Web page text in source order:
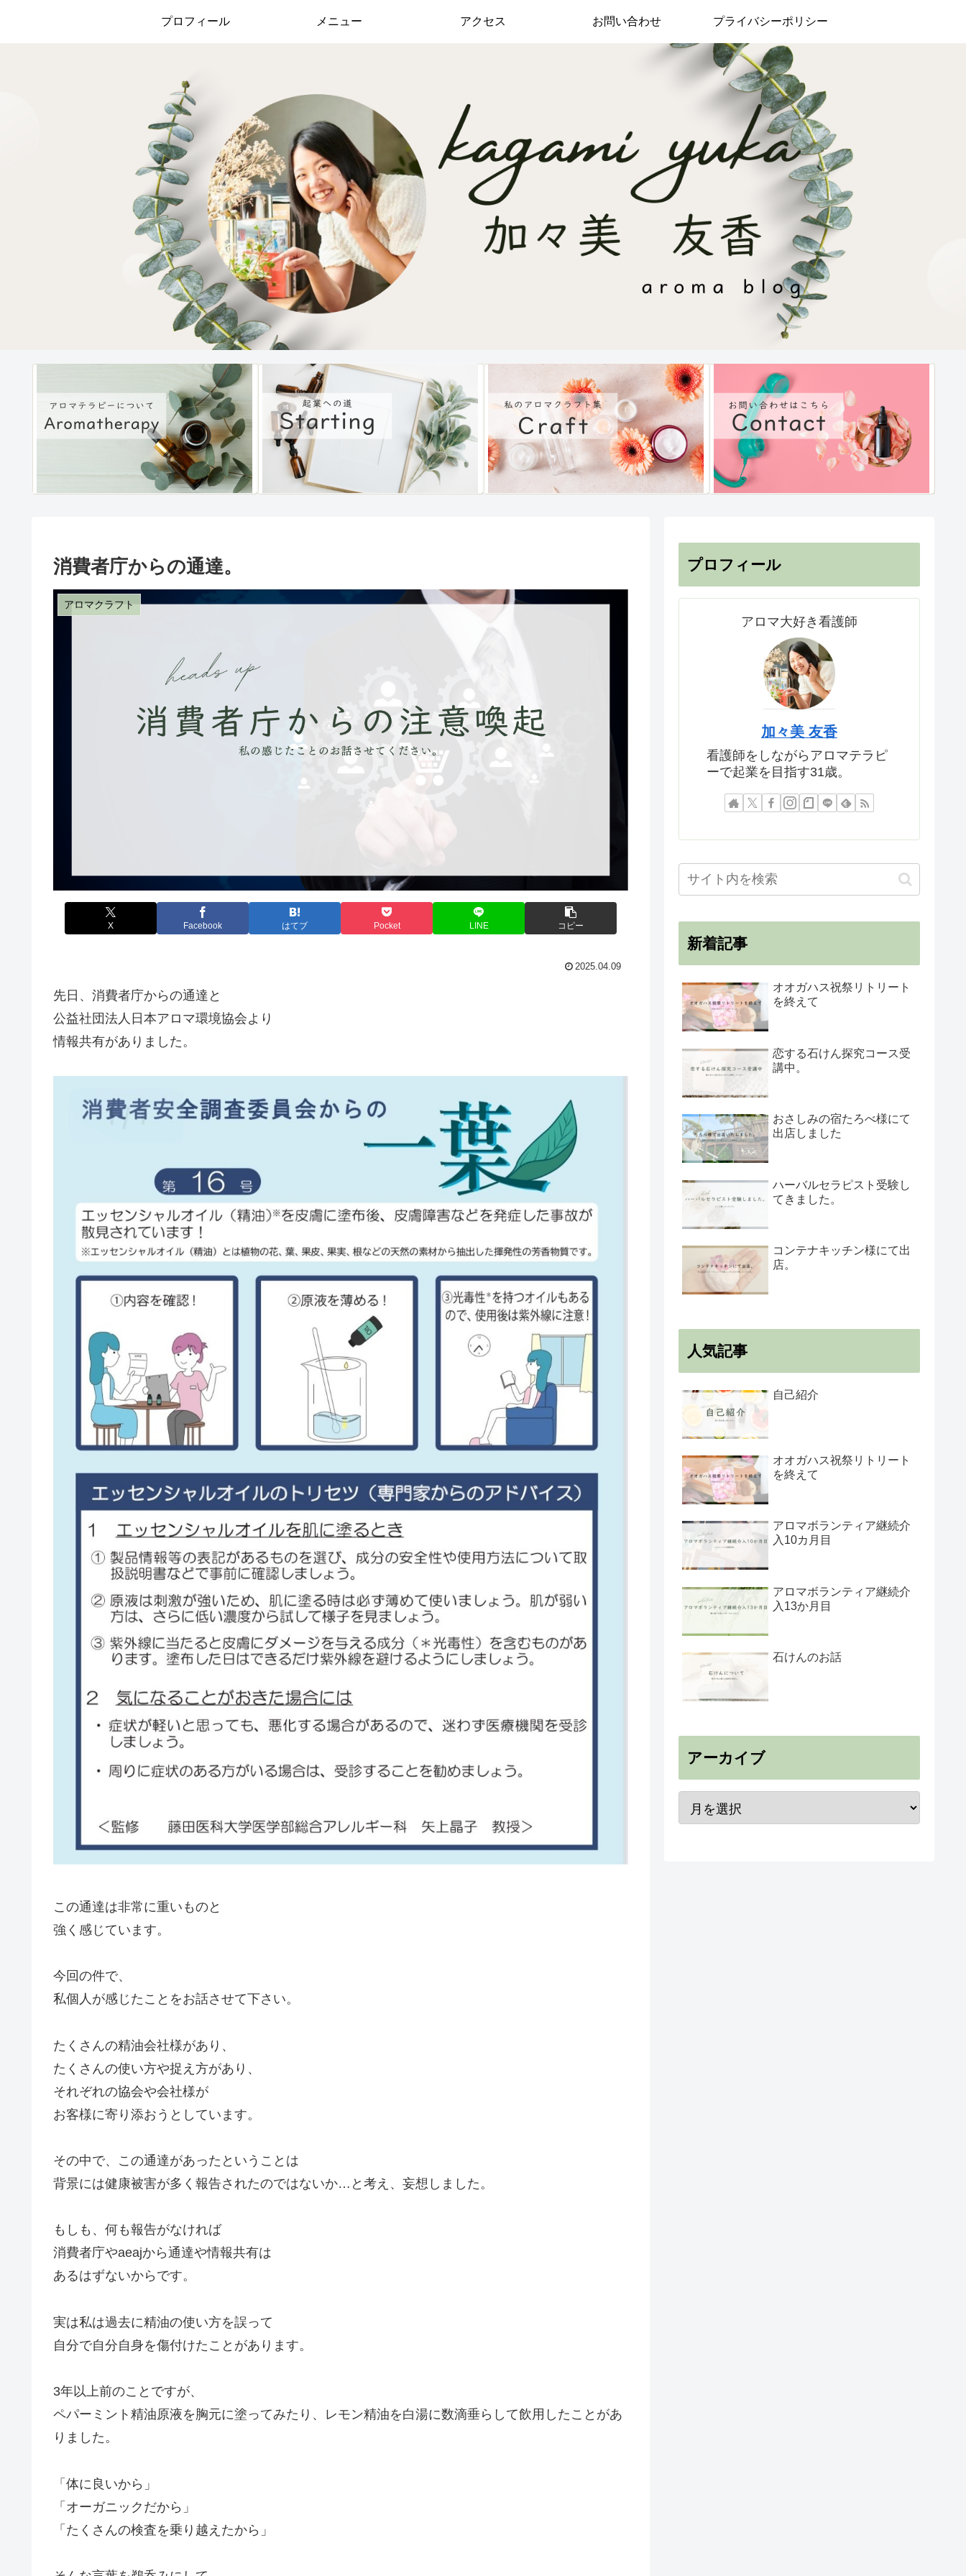
プロフィール メニュー アクセス お問い合わせ プライバシーポリシー
消費者庁からの通達。
アロマクラフト
X Facebook はてブ Pocket LINE コピー
2025.04.09
先日、消費者庁からの通達と
公益社団法人日本アロマ環境協会より
情報共有がありました。
この通達は非常に重いものと
強く感じています。
今回の件で、
私個人が感じたことをお話させて下さい。
たくさんの精油会社様があり、
たくさんの使い方や捉え方があり、
それぞれの協会や会社様が
お客様に寄り添おうとしています。
その中で、この通達があったということは
背景には健康被害が多く報告されたのではないか…と考え、妄想しました。
もしも、何も報告がなければ
消費者庁やaeajから通達や情報共有は
あるはずないからです。
実は私は過去に精油の使い方を誤って
自分で自分自身を傷付けたことがあります。
3年以上前のことですが、
ペパーミント精油原液を胸元に塗ってみたり、レモン精油を白湯に数滴垂らして飲用したことがあ
りました。
「体に良いから」
「オーガニックだから」
「たくさんの検査を乗り越えたから」
プロフィール
アロマ大好き看護師
加々美 友香
看護師をしながらアロマテラピ
ーで起業を目指す31歳。
新着記事
オオガハス祝祭リトリート
を終えて
恋する石けん探究コース受
講中。
おさしみの宿たろべ様にて
出店しました
ハーバルセラピスト受験し
てきました。
コンテナキッチン様にて出
店。
人気記事
自己紹介
オオガハス祝祭リトリート
を終えて
アロマボランティア継続介
入10カ月目
アロマボランティア継続介
入13か月目
石けんのお話
アーカイブ